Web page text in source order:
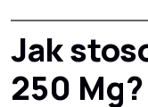
Jak
250